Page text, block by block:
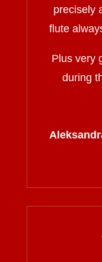
precisely
flute
Plus very
during